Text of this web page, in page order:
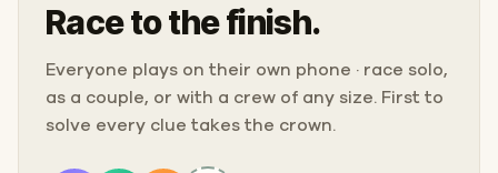
Race to the finish.
Everyone plays on their own phone · race solo,
as a couple, or with a crew of any size. First to
solve every clue takes the crown.